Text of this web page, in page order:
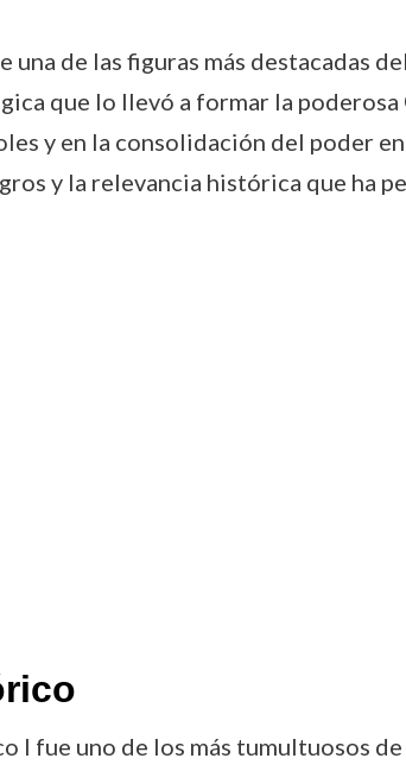
de las figuras más destacadas
que lo llevó a formar la poderosa
y en la consolidación del poder
y la relevancia histórica que ha
fue uno de los más tumultuosos